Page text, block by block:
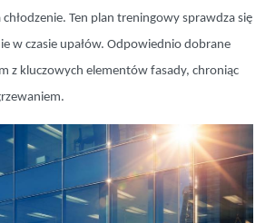
Ten plan treningowy sprawdza się
w czasie upałów. Odpowiednio dobrane
z kluczowych elementów fasady, chroniąc